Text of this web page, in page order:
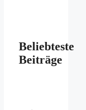
Beliebteste
Beiträge